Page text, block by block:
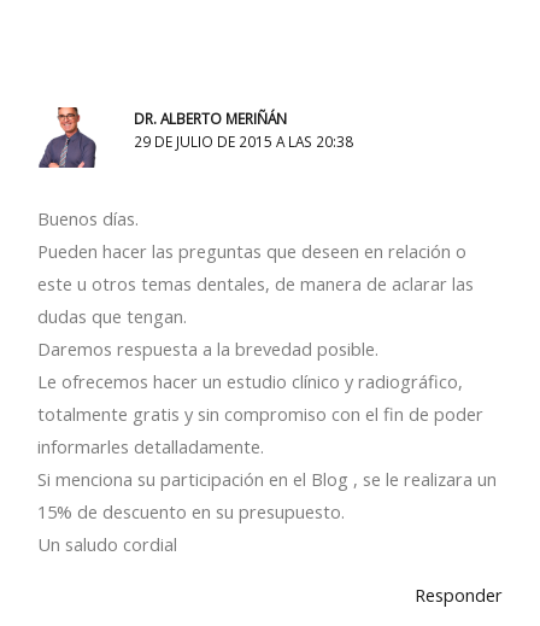
DR. ALBERTO MERIÑÁN
29 DE JULIO DE 2015 A LAS 20:38
Buenos días.
Pueden hacer las preguntas que deseen en relación o
este u otros temas dentales, de manera de aclarar las
dudas que tengan.
Daremos respuesta a la brevedad posible.
Le ofrecemos hacer un estudio clínico y radiográfico,
totalmente gratis y sin compromiso con el fin de poder
informarles detalladamente.
Si menciona su participación en el Blog , se le realizara un
15% de descuento en su presupuesto.
Un saludo cordial
Responder